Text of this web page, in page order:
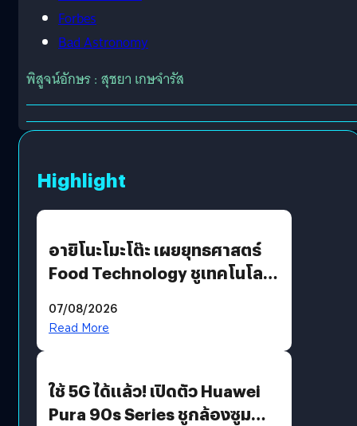
Forbes
Bad Astronomy
พิสูจน์อักษร : สุชยา เกษจำรัส
Highlight
อายิโนะโมะโต๊ะ เผยยุทธศาสตร์
Food Technology ชูเทคโนโลยี
บริโภคและ B2B
07/08/2026
Read More
ใช้ 5G ได้แล้ว! เปิดตัว Huawei
Pura 90s Series ชูกล้องซูม